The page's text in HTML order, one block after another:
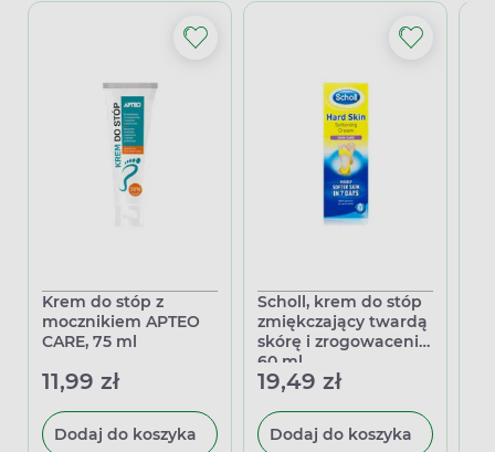
Krem do stóp z
mocznikiem APTEO
CARE, 75 ml
11,99 zł
Dodaj do koszyka
Scholl, krem do stóp
zmiękczający twardą
skórę i zrogowacenia,
60 ml
19,49 zł
Dodaj do koszyka